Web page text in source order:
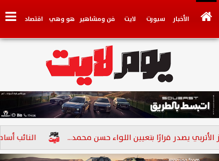
الأخبار سبورت لايت فن ومشاهير هو وهي اقتصاد
وجهات نظر فيديو سيارات
النائب أسامة أبو العز يصدر قرارًا بتعيين اللواء حسن محمد...